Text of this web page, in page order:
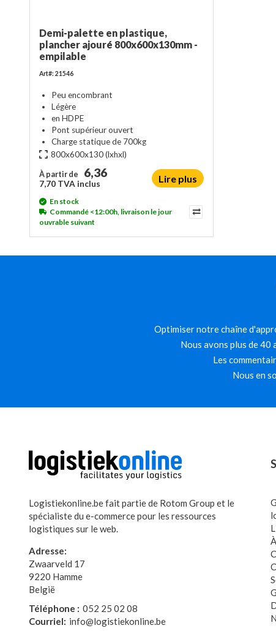
Demi-palette en plastique,
plancher ajouré 800x600x130mm -
empilable
Art#: 21546
Peu encombrant
Légère
en HDPE
Pont supérieur ouvert
Charge statique de 700kg
800x600x130(lxhxl)
À partir de 6,36
7,70 TVA inclus Lire plus
En stock
Commandé <12:00h, livraison le jour
ouvrable suivant
Optimiser notre chaîne
Nous avons plus de
Les
Nous en
Logistiekonline.be fait partie de Rotom Group et le
spécialiste du e-commerce pour les ressources
logistiques sur le web.
Adresse:
Zwaarveld 17
9220 Hamme
België
Téléphone : 052 25 02 08
Courriel: info@logistiekonline.be